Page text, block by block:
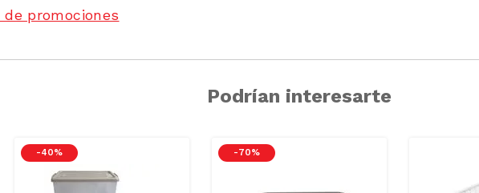
promociones
Podrían interesarte
-40 % -70 %